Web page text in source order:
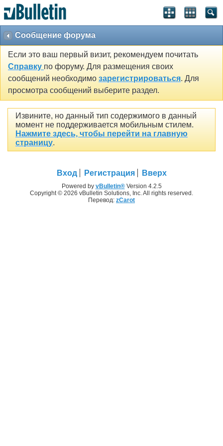
Сообщение форума
Если это ваш первый визит, рекомендуем почитать
Справку по форуму. Для размещения своих
сообщений необходимо зарегистрироваться. Для
просмотра сообщений выберите раздел.
Извините, но данный тип содержимого в данный
момент не поддерживается мобильным стилем.
Нажмите здесь, чтобы перейти на главную
страницу.
Вход Регистрация Вверх
Powered by vBulletin®Version 4.2.5
Copyright © 2026 vBulletin Solutions, Inc. All rights reserved.
Перевод: zCarot